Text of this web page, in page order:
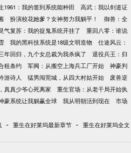
1961：我的签到系统能种田
高武：我以剑道证
扮演校花她爹？女神努力我躺平！
御兽：全
气复苏：我的捉鬼系统开挂了
重回八零：谁说
我的黑科技系统是18级文明造物
仕途风云：
年回归，九个女总裁为我杀疯了
退役兵王：归
租条约 军阀：从搬空上海兵工厂开始
神豪判
游诗人 猛男闯莞城，从四大村姑开始
废兽逆
真真少爷心死离家
重生官场：从老干局开始执
豪系统让我躺赢全球 我从明朝活到现在
市场
- 重生在好莱坞最新章节 - 重生在好莱坞全文